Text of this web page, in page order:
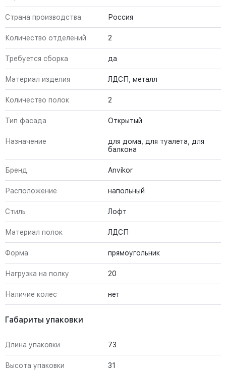
Страна производства Россия
Количество отделений 2
Требуется сборка да
Материал изделия ЛДСП, металл
Количество полок 2
Тип фасада Открытый
Назначение
для дома, для туалета, для
балкона
Бренд Anvikor
Расположение напольный
Стиль Лофт
Материал полок ЛДСП
Форма прямоугольник
Нагрузка на полку 20
Наличие колес нет
Габариты упаковки
Длина упаковки 73
Высота упаковки 31